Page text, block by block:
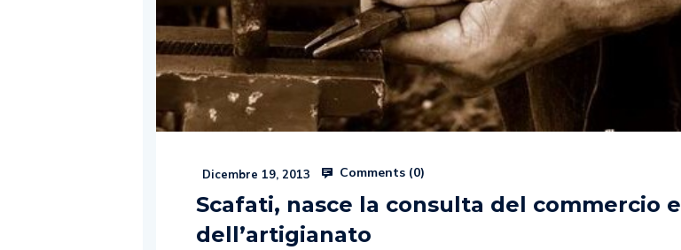
Dicembre 19, 2013 Comments (0)
Scafati, nasce la consulta del commercio e
dell’artigianato